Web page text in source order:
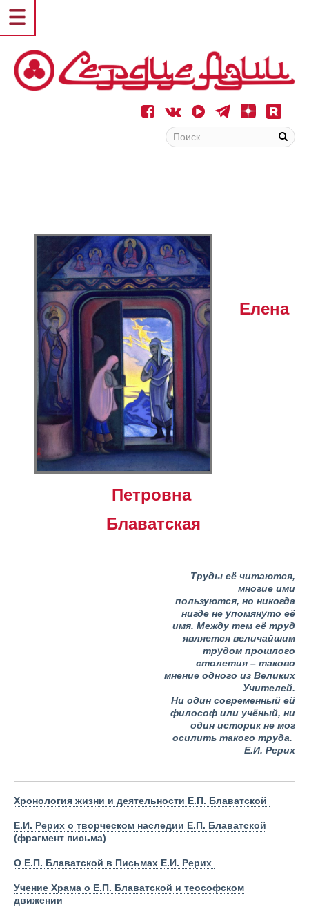
Елена
Петровна
Блаватская
Труды её читаются,
многие ими
пользуются, но никогда
нигде не упомянуто её
имя. Между тем её труд
является величайшим
трудом прошлого
столетия – таково
мнение одного из Великих
Учителей.
Ни один современный ей
философ или учёный, ни
один историк не мог
осилить такого труда.
Е.И. Рерих
Хронология жизни и деятельности Е.П. Блаватской
Е.И. Рерих о творческом наследии Е.П. Блаватской
(фрагмент письма)
О Е.П. Блаватской в Письмах Е.И. Рерих
Учение Храма о Е.П. Блаватской и теософском
движении